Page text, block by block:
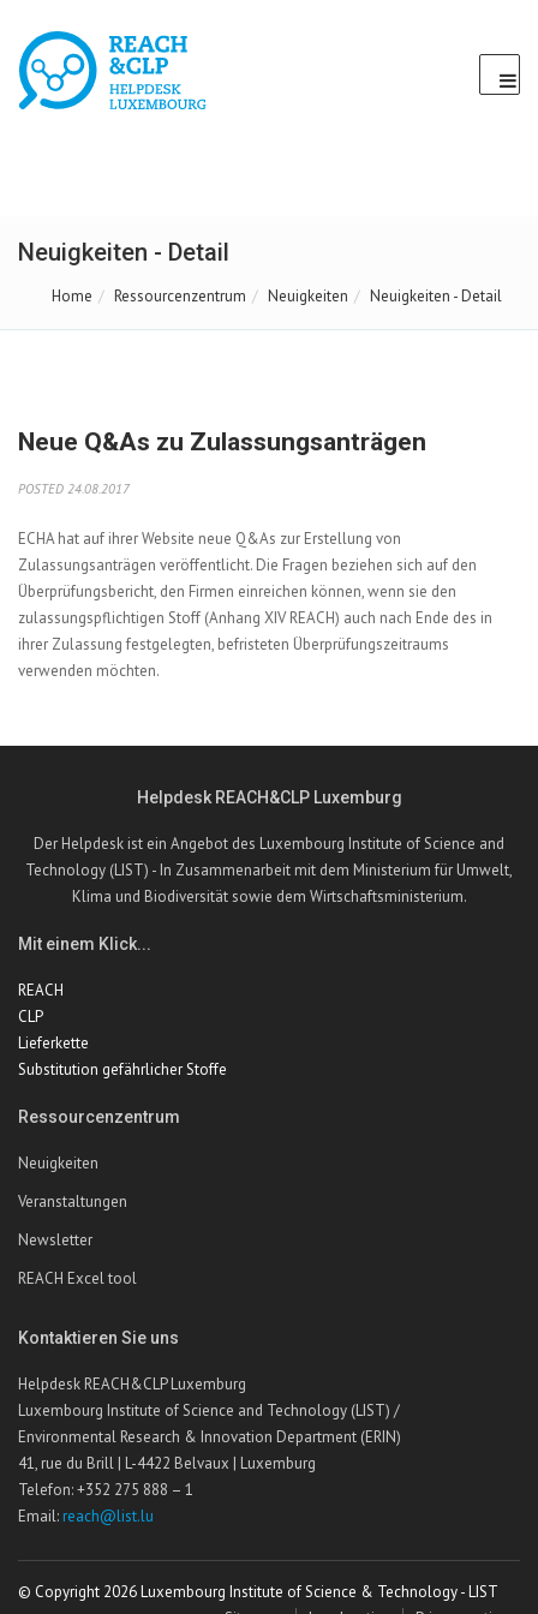
Neuigkeiten - Detail
Home Ressourcenzentrum Neuigkeiten Neuigkeiten - Detail
Neue Q&As zu Zulassungsanträgen
POSTED 24.08.2017
ECHA hat auf ihrer Website neue Q&As zur Erstellung von
Zulassungsanträgen veröffentlicht. Die Fragen beziehen sich auf den
Überprüfungsbericht, den Firmen einreichen können, wenn sie den
zulassungspflichtigen Stoff (Anhang XIV REACH) auch nach Ende des in
ihrer Zulassung festgelegten, befristeten Überprüfungszeitraums
verwenden möchten.
Helpdesk REACH&CLP Luxemburg
Der Helpdesk ist ein Angebot des Luxembourg Institute of Science and
Technology (LIST) - In Zusammenarbeit mit dem Ministerium für Umwelt,
Klima und Biodiversität sowie dem Wirtschaftsministerium.
Mit einem Klick...
REACH
CLP
Lieferkette
Substitution gefährlicher Stoffe
Ressourcenzentrum
Neuigkeiten
Veranstaltungen
Newsletter
REACH Excel tool
Kontaktieren Sie uns
Helpdesk REACH&CLP Luxemburg
Luxembourg Institute of Science and Technology (LIST) /
Environmental Research & Innovation Department (ERIN)
41, rue du Brill | L-4422 Belvaux | Luxemburg
Telefon: +352 275 888 – 1
Email: reach@list.lu
© Copyright 2026 Luxembourg Institute of Science & Technology - LIST